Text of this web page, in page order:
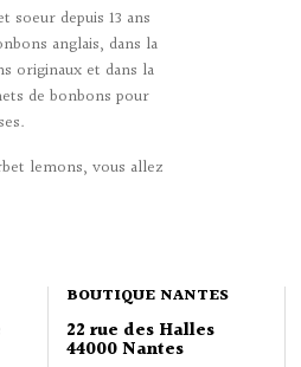
soeur depuis 13 ans
anglais, dans la
originaux et dans la
de bonbons pour
lemons, vous allez
BOUTIQUE NANTES
22 rue des Halles
44000 Nantes